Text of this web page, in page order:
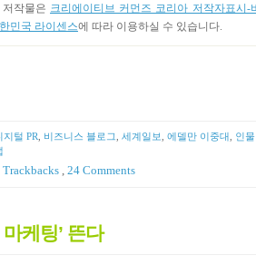
저작물은 크리에이티브 커먼즈 코리아 저작자표시-
민국 라이센스에 따라 이용하실 수 있습니다.
지털 PR, 비즈니스 블로그, 세계일보, 에델만 이중대, 인
Trackbacks 24Comments
케팅’ 뜬다